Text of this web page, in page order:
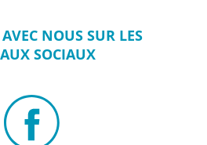
AVEC NOUS SUR LES
SOCIAUX